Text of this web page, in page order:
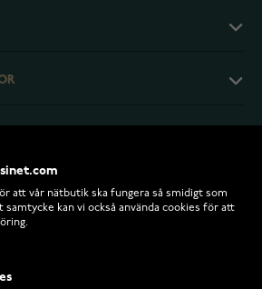
att vår nätbutik ska fungera så smidigt som
kan vi också använda cookies för att